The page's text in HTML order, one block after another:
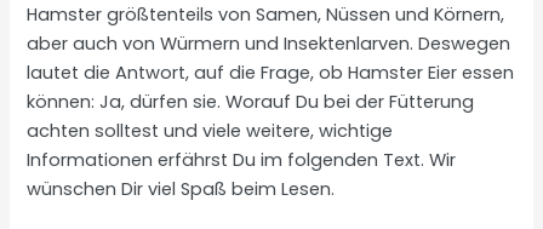
Hamster größtenteils von Samen, Nüssen und Körnern,
aber auch von Würmern und Insektenlarven. Deswegen
lautet die Antwort, auf die Frage, ob Hamster Eier essen
können: Ja, dürfen sie. Worauf Du bei der Fütterung
achten solltest und viele weitere, wichtige
Informationen erfährst Du im folgenden Text. Wir
wünschen Dir viel Spaß beim Lesen.